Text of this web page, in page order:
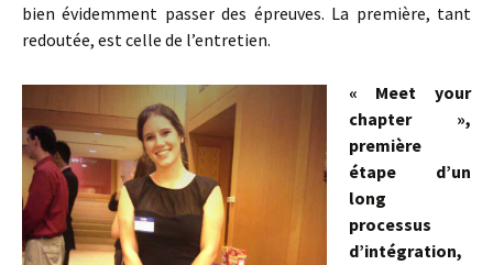
bien évidemment passer des épreuves. La première, tant
redoutée, est celle de l’entretien.
« Meet your
chapter »,
première
étape d’un
long
processus
d’intégration,